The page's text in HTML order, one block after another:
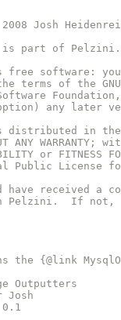
Josh
part of Pelzini.
free software:
terms of the
any later
distributed in
ANY
or FITNESS
Public License
have received a
Pelzini.  If not,
the {@link
Outputters
Josh
0.1